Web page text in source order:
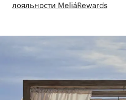
лояльности MeliáRewards